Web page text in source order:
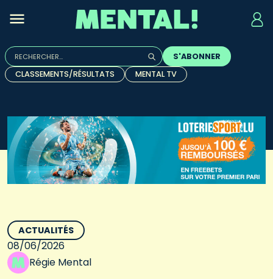
Rechercher :
Quand les résultats de l'auto-complétion sont
S'ABONNER
CLASSEMENTS/RÉSULTATS
MENTAL TV
ACTUALITÉS
08/06/2026
Régie Mental